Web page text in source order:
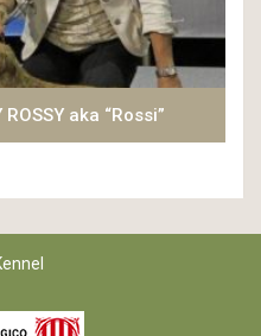
aka “Rossi”